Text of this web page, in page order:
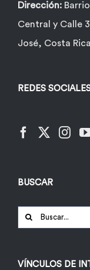
Dirección:
Central y Calle
José, Costa
REDES
BUSCAR
Buscar:
VÍNCULOS DE